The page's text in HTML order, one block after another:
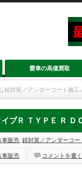
愛車の高価買取
, 錆対策／アンダーコート施
イプＲ ＴＹＰＥ Ｒ Ｄ
車販売, 錆対策／アンダーコ
車販売 コメントを書く